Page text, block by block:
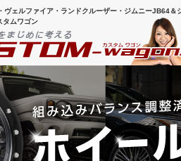
ヴェルファイア・ランドクルーザー・ジムニーJB64
ムワゴン